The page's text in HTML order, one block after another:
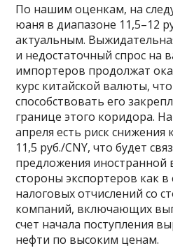
По нашим оценкам, на
юаня в диапазоне 11,5–12
актуальным.
и недостаточный спрос на
импортеров продолжат
курс китайской валюты,
способствовать его
границе этого коридора.
апреля есть риск снижения
11,5 руб./CNY, что будет
предложения иностранной
стороны экспортеров как
налоговых отчислений со
компаний, включающих
счет начала поступления
нефти по высоким ценам.